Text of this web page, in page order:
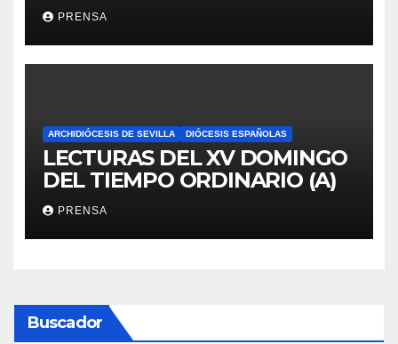
PRENSA
ARCHIDIÓCESIS DE SEVILLA DIÓCESIS ESPAÑOLAS
LECTURAS DEL XV DOMINGO
DEL TIEMPO ORDINARIO (A)
PRENSA
Buscador